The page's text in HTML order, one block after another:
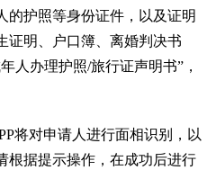
的护照等身份证件，以及证明
证明、户口簿、离婚判决书
人办理护照/旅行证声明书”，
将对申请人进行面相识别，以
根据提示操作，在成功后进行